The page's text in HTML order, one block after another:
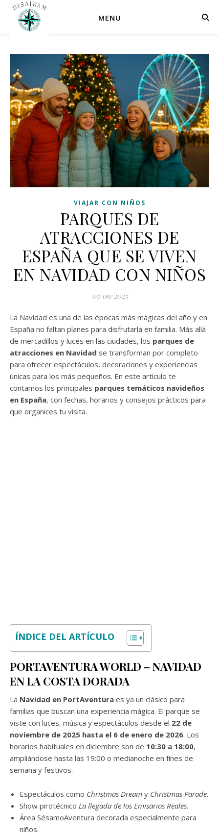
MENU
VIAJAR CON NIÑOS
PARQUES DE
ATRACCIONES DE
ESPAÑA QUE SE VIVEN
EN NAVIDAD CON NIÑOS
05/09/2025
La Navidad es una de las épocas más mágicas del año y en
España no faltan planes para disfrutarla en familia. Más allá
de mercadillos y luces en las ciudades, los parques de
atracciones en Navidad se transforman por completo
para ofrecer espectáculos, decoraciones y experiencias
únicas para los más pequeños. En este artículo te
contamos los principales parques temáticos navideños
en España, con fechas, horarios y consejos prácticos para
que organices tu visita.
ÍNDICE DEL ARTÍCULO
PORTAVENTURA WORLD – NAVIDAD
EN LA COSTA DORADA
La Navidad en PortAventura es ya un clásico para
familias que buscan una experiencia mágica. El parque se
viste con luces, música y espectáculos desde el 22 de
noviembre de 2025 hasta el 6 de enero de 2026. Los
horarios habituales en diciembre son de 10:30 a 18:00,
ampliándose hasta las 19:00 o medianoche en fines de
semana y festivos.
Espectáculos como Christmas Dream y Christmas Parade.
Show pirotécnico La llegada de los Emisarios Reales.
Área SésamoAventura decorada especialmente para
niños.